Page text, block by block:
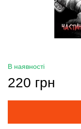
В наявності
220 грн